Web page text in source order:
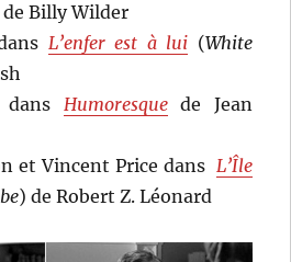
Billy Wilder
L’enfer est à lui (White
dans Humoresquede Jean
et Vincent Price dans L’Île
) de Robert Z. Léonard